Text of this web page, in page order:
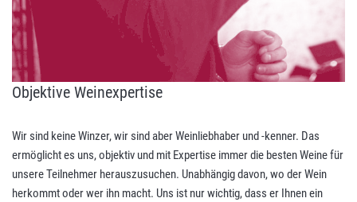
Objektive Weinexpertise
Wir sind keine Winzer, wir sind aber Weinliebhaber und -kenner. Das
ermöglicht es uns, objektiv und mit Expertise immer die besten Weine für
unsere Teilnehmer herauszusuchen. Unabhängig davon, wo der Wein
herkommt oder wer ihn macht. Uns ist nur wichtig, dass er Ihnen ein